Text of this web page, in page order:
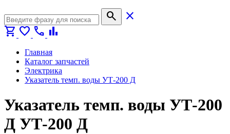
search
close
shopping_cart favorite call bar_chart
Главная
Каталог запчастей
Электрика
Указатель темп. воды УТ-200 Д
Указатель темп. воды УТ-200
Д УТ-200 Д